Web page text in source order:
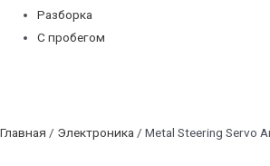
Разборка
С пробегом
Главная / Электроника / Metal Steering Servo